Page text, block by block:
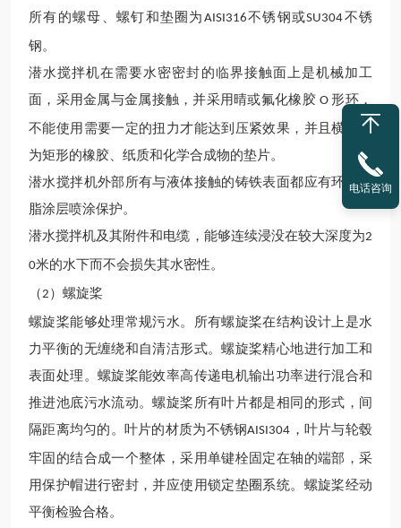
所有的螺母、螺钉和垫圈为 AISI316不锈钢或SU304不锈
钢。
潜水搅拌机在需要水密密封的临界接触面上是机械加工
面，采用金属与金属接触，并采用晴或氟化橡胶 O形环，
不能使用需要一定的扭力才能达到压紧效果，并且横截面
为矩形的橡胶、纸质和化学合成物的垫片。
潜水搅拌机外部所有与液体接触的铸铁表面都应有环氧树
脂涂层喷涂保护。
潜水搅拌机及其附件和电缆，能够连续浸没在较大深度为2
0米的水下而不会损失其水密性。
（2 ）螺旋桨
螺旋桨能够处理常规污水。所有螺旋桨在结构设计上是水
力平衡的无缠绕和自清洁形式。螺旋桨精心地进行加工和
表面处理。螺旋桨能效率高传递电机输出功率进行混合和
推进池底污水流动。螺旋桨所有叶片都是相同的形式，间
隔距离均匀的。叶片的材质为不锈钢AISI304 ，叶片与轮毂
牢固的结合成一个整体，采用单键栓固定在轴的端部，采
用保护帽进行密封，并应使用锁定垫圈系统。螺旋桨经动
平衡检验合格。
电话咨询